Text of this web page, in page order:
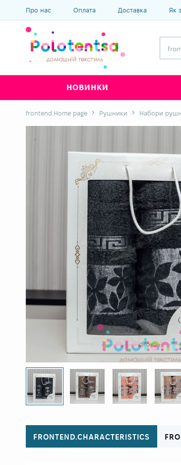
Про нас Оплата Доставка Як
НОВИНКИ
frontend.Home page Рушники Набори
FRONTEND.CHARACTERISTICS